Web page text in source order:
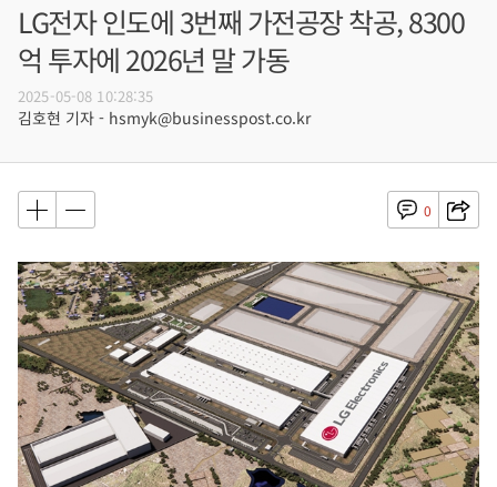
LG전자 인도에 3번째 가전공장 착공, 8300
억 투자에 2026년 말 가동
2025-05-08 10:28:35
김호현 기자 - hsmyk@businesspost.co.kr
0